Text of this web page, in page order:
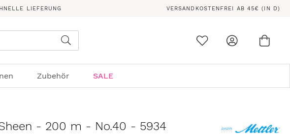
LIEFERUNG VERSANDKOSTENFREI AB 45€ (IN D)
Zubehör SALE
- 200 m - No.40 - 5934